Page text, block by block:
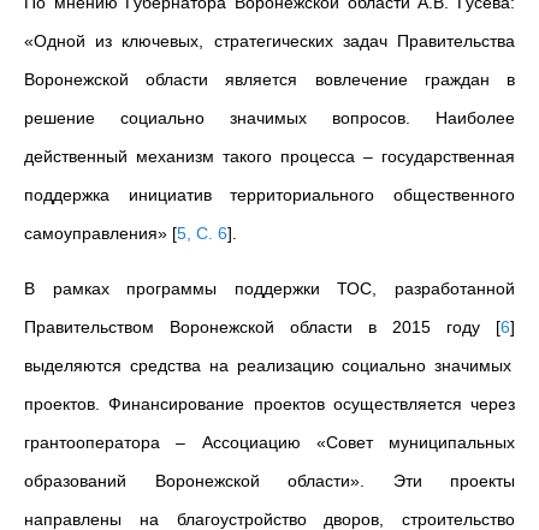
«Одной из ключевых, стратегических задач Правительства
Воронежской области является вовлечение граждан в
решение социально значимых вопросов. Наиболее
действенный механизм такого процесса – государственная
поддержка инициатив территориального общественного
самоуправления» [5, С. 6]
В рамках программы поддержки ТОС, разработанной
Правительством Воронежской области в 2015 году [6]
выделяются средства на реализацию социально значимых
проектов. Финансирование проектов осуществляется через
грантооператора – Ассоциацию «Совет муниципальных
образований Воронежской области».
Эти проекты
направлены на благоустройство дворов, строительство